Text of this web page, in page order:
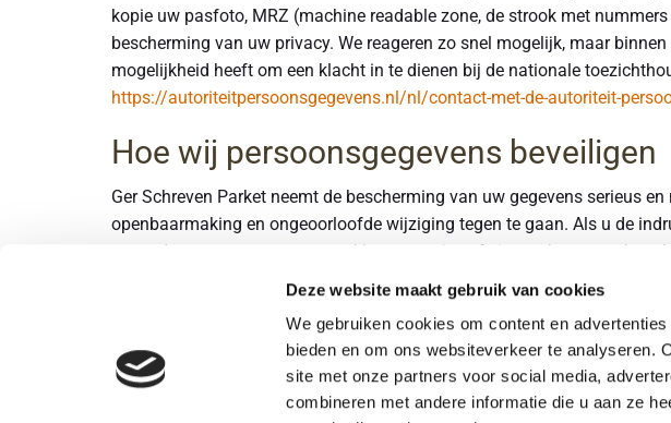
Deze website maakt gebruik van cookies
We gebruiken cookies om content en
bieden en om ons websiteverkeer te analyseren.
site met onze partners voor social media,
combineren met andere informatie die u aan ze
kopie uw pasfoto, MRZ (machine readable zone, de strook met
bescherming van uw privacy. We reageren zo snel mogelijk, maar
mogelijkheid heeft om een klacht in te dienen bij de nationale
https://autoriteitpersoonsgegevens.nl/nl/contact-met-de-autoriteit-
Hoe wij persoonsgegevens beveiligen
Ger Schreven Parket neemt de bescherming van uw gegevens serieus
openbaarmaking en ongeoorloofde wijziging tegen te gaan. Als u de
neem dan contact op met onze klantenservice of via
Ger Schreven Parket
Contactgegevens